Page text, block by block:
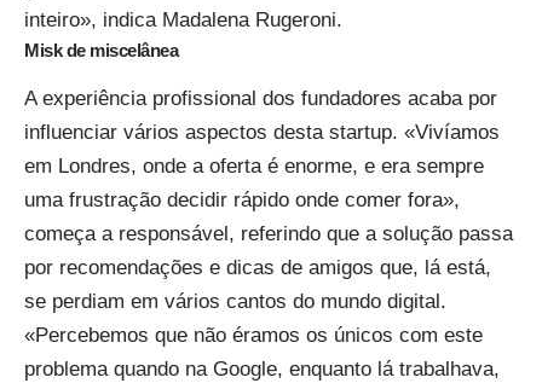
inteiro», indica Madalena Rugeroni.
Miskde miscelânea
A experiência profissional dos fundadores acaba por
influenciar vários aspectos desta startup. «Vivíamos
em Londres, onde a oferta é enorme, e era sempre
uma frustração decidir rápido onde comer fora»,
começa a responsável, referindo que a solução passa
por recomendações e dicas de amigos que, lá está,
se perdiam em vários cantos do mundo digital.
«Percebemos que não éramos os únicos com este
problema quando na Google, enquanto lá trabalhava,